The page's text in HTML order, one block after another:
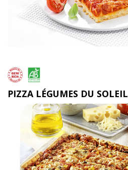
PIZZA LÉGUMES DU SOLEIL